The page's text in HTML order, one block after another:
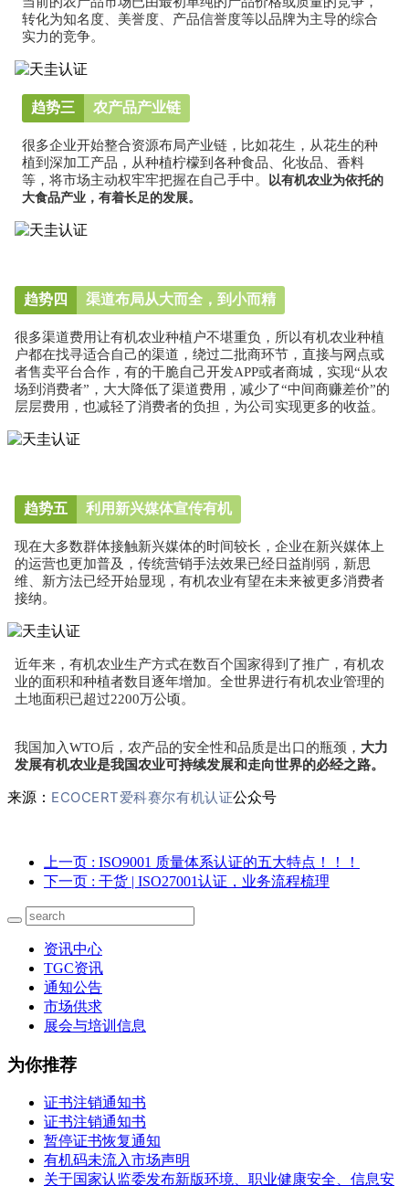
转化为知名度、美誉度、产品信誉度等以品牌为主导的综合
实力的竞争。
趋势三 农产品产业链
很多企业开始整合资源布局产业链，比如花生，从花生的种
植到深加工产品，从种植柠檬到各种食品、化妆品、香料
等，将市场主动权牢牢把握在自己手中。
以有机农业为依托的
大食品产业，有着长足的发展。
趋势四 渠道布局从大而全，到小而精
很多渠道费用让有机农业种植户不堪重负，所以有机农业种植
户都在找寻适合自己的渠道，绕过二批商环节，直接与网点或
者售卖平台合作，有的干脆自己开发APP或者商城，实现“从农
场到消费者”，大大降低了渠道费用，减少了“中间商赚差价”的
层层费用，也减轻了消费者的负担，为公司实现更多的收益。
趋势五 利用新兴媒体宣传有机
现在大多数群体接触新兴媒体的时间较长，企业在新兴媒体上
的运营也更加普及，传统营销手法效果已经日益削弱，新思
维、新方法已经开始显现，有机农业有望在未来被更多消费者
接纳。
近年来，有机农业生产方式在数百个国家得到了推广，有机农
业的面积和种植者数目逐年增加。全世界进行有机农业管理的
土地面积已超过2200万公顷。
我国加入WTO后，农产品的安全性和品质是出口的瓶颈， 大力
发展有机农业是我国农业可持续发展和走向世界的必经之路。
来源： ECOCERT爱科赛尔有机认证公众号
上一页 : ISO9001 质量体系认证的五大特点！！！
下一页 : 干货 | ISO27001认证，业务流程梳理
资讯中心
TGC资讯
通知公告
市场供求
展会与培训信息
为你推荐
证书注销通知书
证书注销通知书
暂停证书恢复通知
有机码未流入市场声明
关于国家认监委发布新版环境、职业健康安全、信息安